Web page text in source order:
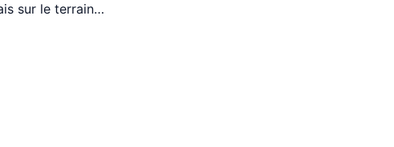
sur le terrain…